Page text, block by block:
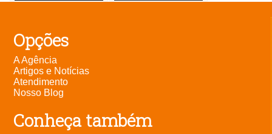
Opções
A Agência
Artigos e Notícias
Atendimento
Nosso Blog
Conheça também